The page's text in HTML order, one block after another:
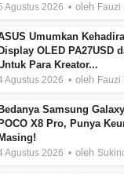
Agustus 2026 oleh Fauzi
Umumkan
Display OLED PA27USD
Para Kreator...
Agustus 2026 oleh Fauzi
Bedanya Samsung
POCO X8 Pro, Punya
Masing!
Agustus 2026 oleh